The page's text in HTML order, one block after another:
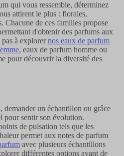
qui vous ressemble, déterminez
attirent le plus : florales,
Chacune de ces familles propose
d'obtenir des parfums aux
pas à explorernos eaux de parfum
, eaux de parfum homme ou
pour découvrir la diversité des
demander un échantillon ou grâce
pour sentir son évolution.
de pulsation tels que les
permet aux notes de parfum
avec plusieurs échantillons
différentes options avant de